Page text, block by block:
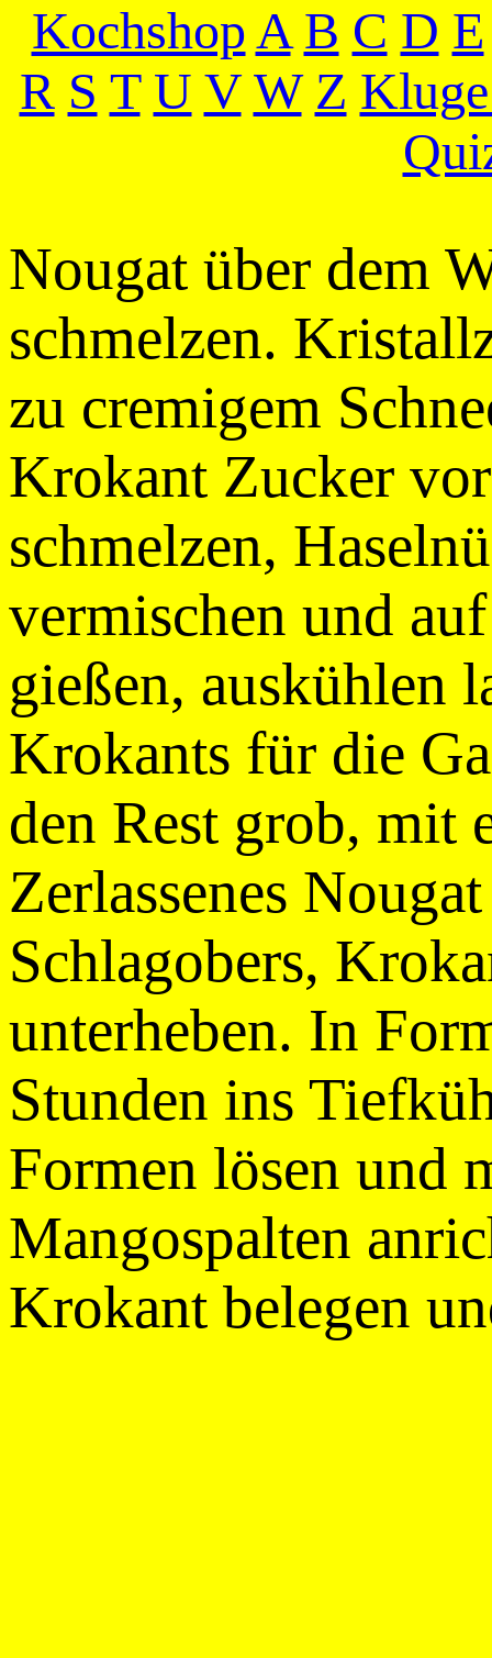
KochshopA B C D E
R S T U V W Z
Nougat über dem
schmelzen.
zu cremigem
Krokant Zucker
schmelzen,
vermischen und
gießen, auskühlen
Krokants für die
den Rest grob, mit
Zerlassenes
Schlagobers,
unterheben. In
Stunden ins
Formen lösen und
Mangospalten
Krokant belegen